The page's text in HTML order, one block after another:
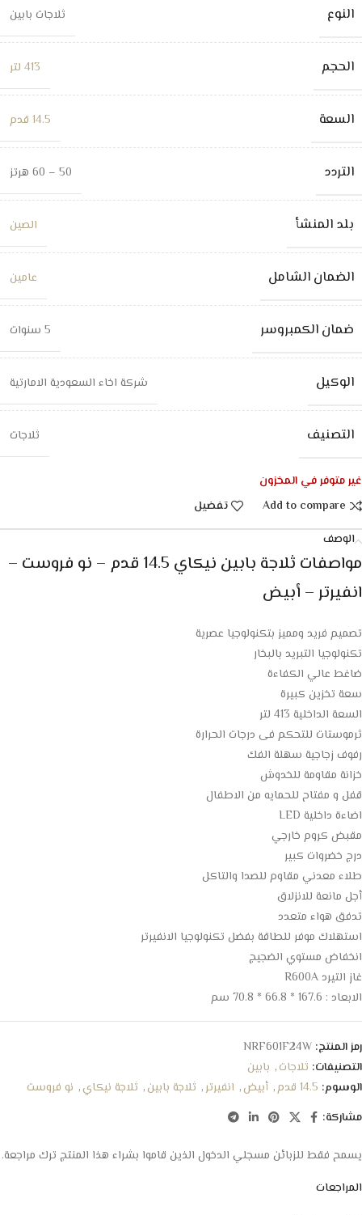
النوع ثلاجات بابين
الحجم 413 لتر
السعة 14.5 قدم
التردد 50 – 60 هرتز
بلد المنشأ الصين
الضمان الشامل عامين
ضمان الكمبروسر 5 سنوات
الوكيل شركة اخاء السعودية الامارتية
التصنيف ثلاجات
غير متوفر في المخزون
Add to compare
تفضيل
الوصف
مواصفات ثلاجة بابين نيكاي 14.5 قدم – نو فروست –
انفيرتر – أبيض
تصميم فريد ومميز بتكنولوجيا عصرية
تكنولوجيا التبريد بالبخار
ضاغط عالي الكفاءة
سعة تخزين كبيرة
السعة الداخلية 413 لتر
ثرموستات للتحكم فى درجات الحرارة
رفوف زجاجية سهلة الفك
خزانة مقاومة للخدوش
قفل و مفتاح للحمايه من الاطفال
اضاءة داخلية LED
مقبض كروم خارجي
درج خضروات كبير
طلاء معدني مقاوم للصدا والتاكل
أجل مانعة للانزلاق
تدفق هواء متعدد
استهلاك موفر للطاقة بفضل تكنولوجيا الانفيرتر
انخفاض مستوي الضجيج
غاز التيرد R600A
الابعاد : 167.6 * 66.8 * 70.8 سم
رمز المنتج: NRF601F24W
التصنيفات: ثلاجات, بابين
الوسوم: 14.5 قدم , أبيض, انفيرتر, ثلاجة بابين, ثلاجة نيكاي, نو فروست
مشاركة:
المراجعات
يسمح فقط للزبائن مسجلي الدخول الذين قاموا بشراء هذا المنتج ترك مراجعة.